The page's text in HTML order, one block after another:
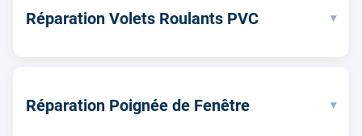
Réparation Volets Roulants PVC ▾
Réparation Poignée de Fenêtre ▾